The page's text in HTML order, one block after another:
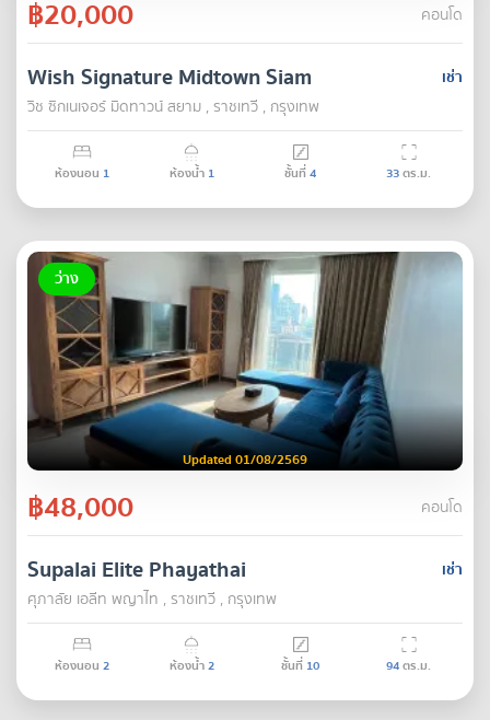
฿20,000 คอนโด
เช่า
Wish Signature Midtown Siam
วิช ซิกเนเจอร์ มิดทาวน์ สยาม , ราชเทวี , กรุงเทพ
ห้องนอน 1 ห้องน้ำ 1 ชั้นที่4 33ตร.ม.
ว่าง
Updated 01/08/2569
฿48,000 คอนโด
เช่า
Supalai Elite Phayathai
ศุภาลัย เอลีท พญาไท , ราชเทวี , กรุงเทพ
ห้องนอน 2 ห้องน้ำ2 ชั้นที่ 10 94ตร.ม.